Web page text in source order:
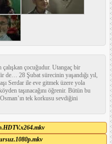
çocuğudur. Utangaç bir
de… 28 Şubat sürecinin yaşandığı yıl,
Serdar ile eve gitmek üzere yola
taşınacağını öğrenir. Bütün bu
tek korkusu sevdiğini